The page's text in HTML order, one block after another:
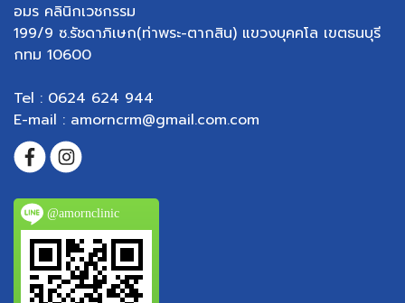
อมร คลินิกเวชกรรม
199/9 ซ.รัชดาภิเษก(ท่าพระ-ตากสิน) แขวงบุคคโล เขตธนบุรี
กทม 10600
Tel : 0624 624 944
E-mail : amorncrm@gmail.com.com
@amornclinic